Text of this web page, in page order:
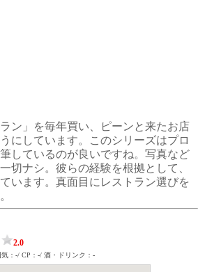
ン」を毎年買い、ピーンと来たお店
にしています。このシリーズはプロ
しているのが良いですね。写真など
切ナシ。彼らの経験を根拠として、
います。真面目にレストラン選びを